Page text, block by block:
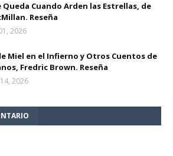
Queda Cuando Arden las Estrellas, de
Reseña
2026
Miel en el Infierno y Otros Cuentos de
Fredric Brown. Reseña
2026